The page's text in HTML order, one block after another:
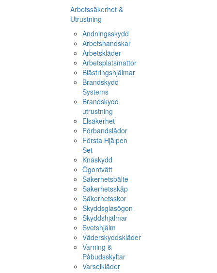
Arbetssäkerhet &
Utrustning
Andningsskydd
Arbetshandskar
Arbetskläder
Arbetsplatsmattor
Blästringshjälmar
Brandskydd
Systems
Brandskydd
utrustning
Elsäkerhet
Förbandslådor
Första Hjälpen
Set
Knäskydd
Ögontvätt
Säkerhetsbälte
Säkerhetsskåp
Säkerhetsskor
Skyddsglasögon
Skyddshjälmar
Svetshjälm
Väderskyddskläder
Varning &
Påbudsskyltar
Varselkläder